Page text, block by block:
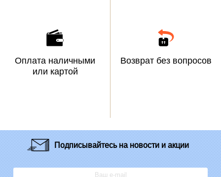
Оплата наличными
или картой
Возврат без вопросов
Подписывайтесьна новости и акции